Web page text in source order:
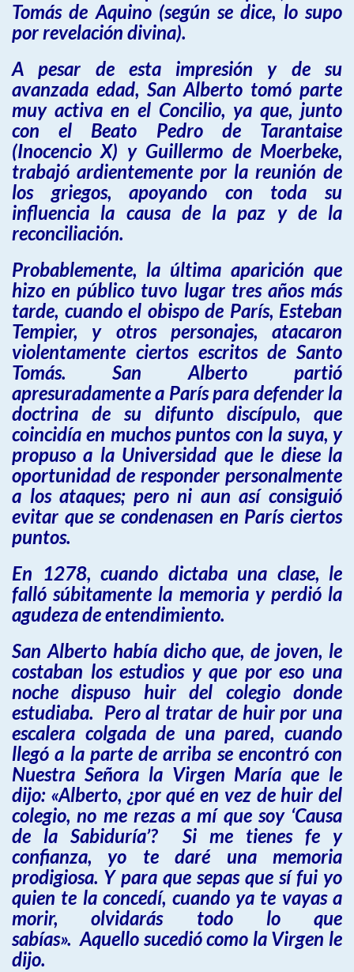
Tomás de Aquino (según se dice, lo supo
por revelación divina).
A pesar de esta impresión y de su
avanzada edad, San Alberto tomó parte
muy activa en el Concilio, ya que, junto
con el Beato Pedro de Tarantaise
(Inocencio X) y Guillermo de Moerbeke,
trabajó ardientemente por la reunión de
los griegos, apoyando con toda su
influencia la causa de la paz y de la
reconciliación.
Probablemente, la última aparición que
hizo en público tuvo lugar tres años más
tarde, cuando el obispo de París, Esteban
Tempier, y otros personajes, atacaron
violentamente ciertos escritos de Santo
Tomás. San Alberto partió
apresuradamente a París para defender la
doctrina de su difunto discípulo, que
coincidía en muchos puntos con la suya, y
propuso a la Universidad que le diese la
oportunidad de responder personalmente
a los ataques; pero ni aun así consiguió
evitar que se condenasen en París ciertos
puntos.
En 1278, cuando dictaba una clase, le
falló súbitamente la memoria y perdió la
agudeza de entendimiento.
San Alberto había dicho que, de joven, le
costaban los estudios y que por eso una
noche dispuso huir del colegio donde
estudiaba. Pero al tratar de huir por una
escalera colgada de una pared, cuando
llegó a la parte de arriba se encontró con
Nuestra Señora la Virgen María que le
dijo: «Alberto, ¿por qué en vez de huir del
colegio, no me rezas a mí que soy ‘Causa
de la Sabiduría’? Si me tienes fe y
confianza, yo te daré una memoria
prodigiosa. Y para que sepas que sí fui yo
quien te la concedí, cuando ya te vayas a
morir, olvidarás todo lo que
sabías». Aquello sucedió como la Virgen le
dijo.